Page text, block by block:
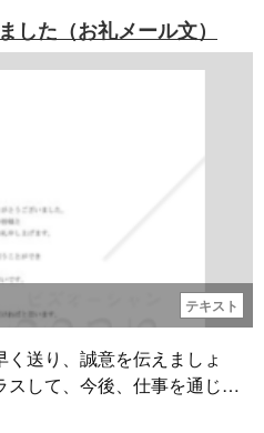
した（お礼メール文）
テキスト
送り、誠意を伝えましょ
スして、今後、仕事を通じて
摯な姿勢を表明すると、よ